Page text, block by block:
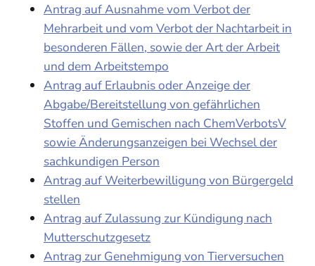
Antrag auf Ausnahme vom Verbot der
Mehrarbeit und vom Verbot der Nachtarbeit in
besonderen Fällen, sowie der Art der Arbeit
und dem Arbeitstempo
Antrag auf Erlaubnis oder Anzeige der
Abgabe/Bereitstellung von gefährlichen
Stoffen und Gemischen nach ChemVerbotsV
sowie Änderungsanzeigen bei Wechsel der
sachkundigen Person
Antrag auf Weiterbewilligung von Bürgergeld
stellen
Antrag auf Zulassung zur Kündigung nach
Mutterschutzgesetz
Antrag zur Genehmigung von Tierversuchen